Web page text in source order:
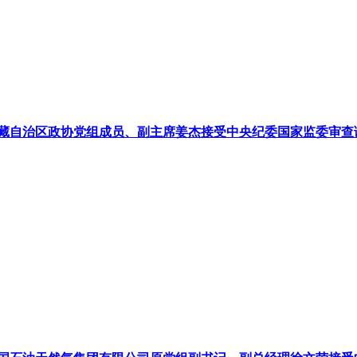
自治区政协党组成员、副主席姜杰接受中央纪委国家监委审查